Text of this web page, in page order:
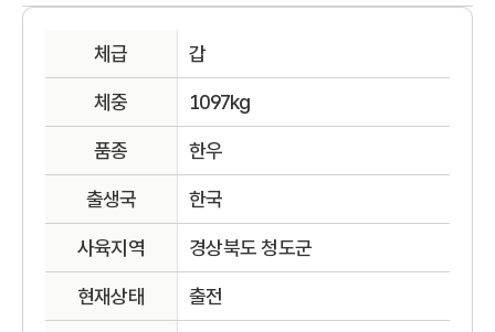
체급 갑
체중 1097kg
품종 한우
출생국 한국
사육지역 경상북도 청도군
현재상태 출전